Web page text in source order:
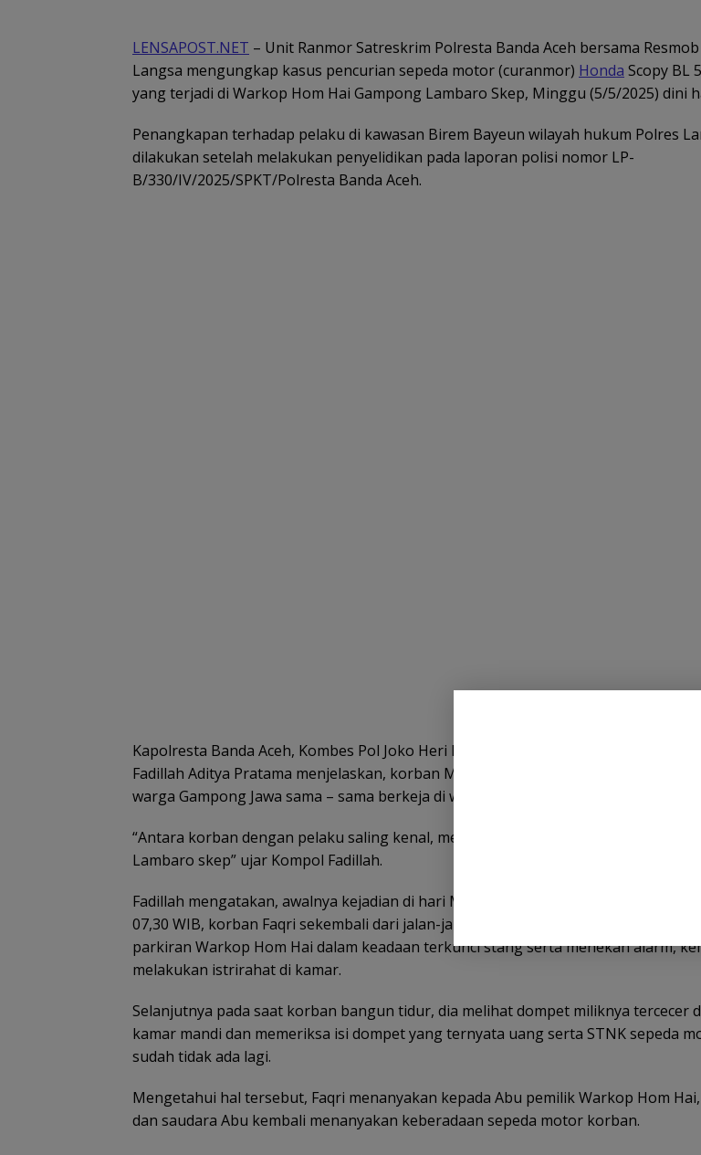
LENSAPOST.NET – Unit Ranmor Satreskrim Polresta Banda Aceh bersama
Langsa mengungkap kasus pencurian sepeda motor (curanmor) Honda Scopy BL
yang terjadi di Warkop Hom Hai Gampong Lambaro Skep, Minggu (5/5/2025) dini
Penangkapan terhadap pelaku di kawasan Birem Bayeun wilayah hukum Polres
dilakukan setelah melakukan penyelidikan pada laporan polisi nomor LP-
B/330/IV/2025/SPKT/Polresta Banda Aceh.
Kapolresta Banda Aceh, Kombes Pol Joko Heri Purwono melalui Kasatreskrim
Fadillah Aditya Pratama menjelaskan, korban M Faqri Hudinsyah (21) dan pelaku
warga Gampong Jawa sama – sama berkeja di warung kopi Hom Hai.
“Antara korban dengan pelaku saling kenal, mereka sama – sama bekerja di
Lambaro skep” ujar Kompol Fadillah.
Fadillah mengatakan, awalnya kejadian di hari Minggu tanggal 27 April 2025 sekira
07,30 WIB, korban Faqri sekembali dari jalan-jalan, memakirkan sepeda motornya di
parkiran Warkop Hom Hai dalam keadaan terkunci stang serta menekan alarm,
melakukan istrirahat di kamar.
Selanjutnya pada saat korban bangun tidur, dia melihat dompet miliknya tercecer
kamar mandi dan memeriksa isi dompet yang ternyata uang serta STNK sepeda
sudah tidak ada lagi.
Mengetahui hal tersebut, Faqri menanyakan kepada Abu pemilik Warkop Hom
dan saudara Abu kembali menanyakan keberadaan sepeda motor korban.